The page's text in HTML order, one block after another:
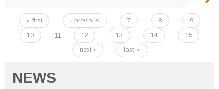
NEWS
Pages
« first ‹ previous 7 8
9
10
11 12 13 14
15
next ›
last »